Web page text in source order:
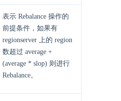
表示 Rebalance 操作的
前提条件，如果有
regionserver 上的 region
数超过 average +
(average * slop) 则进行
Rebalance。